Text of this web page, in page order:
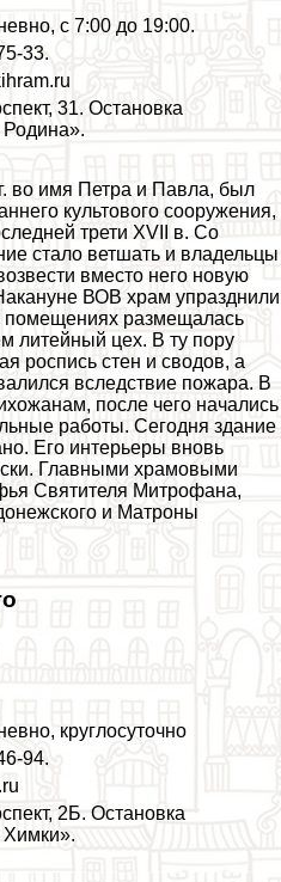
с 7:00 до 19:00.
33.
31. Остановка
во имя Петра и Павла, был
культового сооружения,
трети XVII в. Со
стало ветшать и владельцы
вместо него новую
ВОВ храм упразднили
помещениях размещалась
литейный цех. В ту пору
роспись стен и сводов, а
вследствие пожара. В
после чего начались
работы. Сегодня здание
Его интерьеры вновь
Главными храмовыми
Святителя Митрофана,
и Матроны
круглосуточно
94.
2Б. Остановка
Химки».